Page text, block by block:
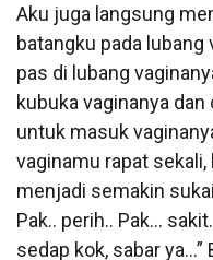
Aku juga langsung
batangku pada lubang
pas di lubang
kubuka vaginanya
untuk masuk
vaginamu rapat
menjadi semakin
Pak.. perih.. Pak…
sedap kok, sabar